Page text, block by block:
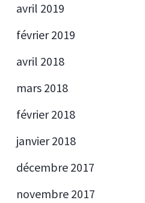
avril 2019
février 2019
avril 2018
mars 2018
février 2018
janvier 2018
décembre 2017
novembre 2017